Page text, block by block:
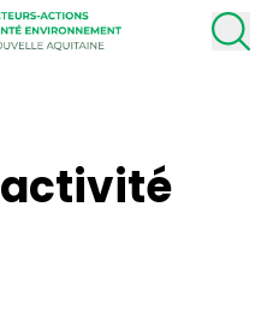
activité